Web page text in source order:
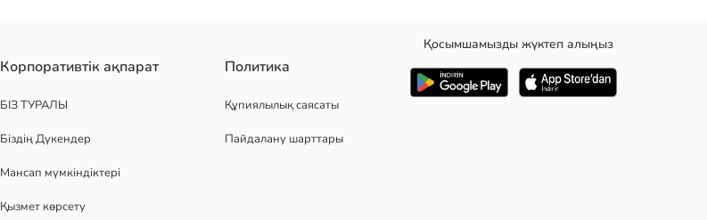
Корпоративтік ақпарат
БІЗ ТУРАЛЫ
Біздің Дүкендер
Мансап мүмкіндіктері
Қызмет көрсету
Политика
Құпиялылық саясаты
Пайдалану шарттары
Қосымшамызды жүктеп алыңыз